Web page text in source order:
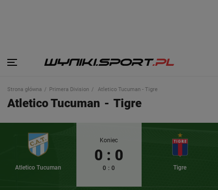
Strona główna Primera Division Atletico Tucuman - Tigre
Atletico Tucuman - Tigre
Atletico Tucuman
Koniec
0 : 0
0 : 0 Tigre